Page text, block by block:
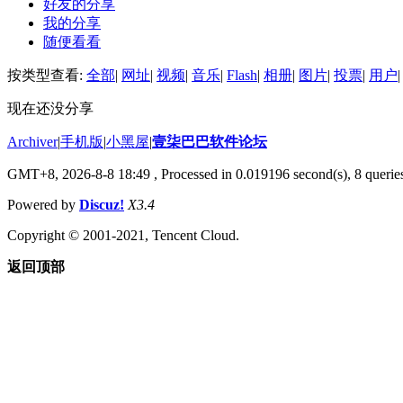
好友的分享
我的分享
随便看看
按类型查看: 全部| 网址| 视频| 音乐| Flash| 相册| 图片| 投票| 用户|
现在还没分享
Archiver|手机版|小黑屋|壹柒巴巴软件论坛
GMT+8, 2026-8-8 18:49 , Processed in 0.019196 second(s), 8
Powered by Discuz! X3.4
Copyright © 2001-2021, Tencent Cloud.
返回顶部